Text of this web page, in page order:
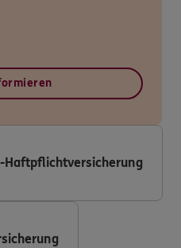
Haftpflichtversicherung